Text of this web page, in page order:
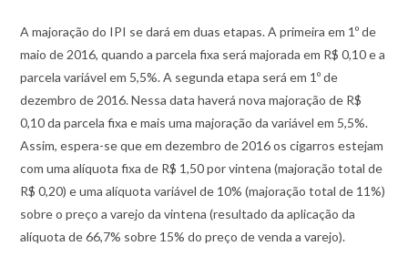
A majoração do IPI se dará em duas etapas. A primeira em 1º de
maio de 2016, quando a parcela fixa será majorada em R$ 0,10 e a
parcela variável em 5,5%. A segunda etapa será em 1º de
dezembro de 2016. Nessa data haverá nova majoração de R$
0,10 da parcela fixa e mais uma majoração da variável em 5,5%.
Assim, espera-se que em dezembro de 2016 os cigarros estejam
com uma alíquota fixa de R$ 1,50 por vintena (majoração total de
R$ 0,20) e uma alíquota variável de 10% (majoração total de 11%)
sobre o preço a varejo da vintena (resultado da aplicação da
alíquota de 66,7% sobre 15% do preço de venda a varejo).